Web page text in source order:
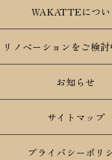
WAKATTEについ
リノベーションをご検
お知らせ
サイトマップ
プライバシーポリ